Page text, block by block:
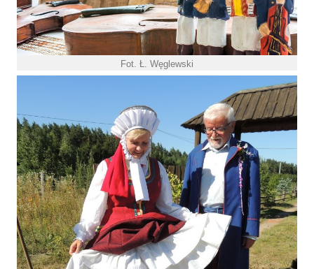
Fot. Ł. Węglewski